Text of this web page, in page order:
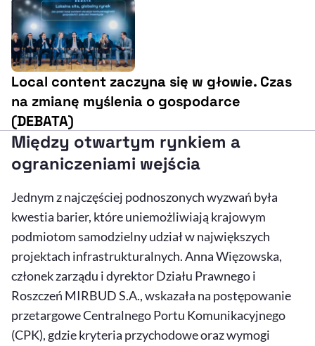
Local content zaczyna się w głowie. Czas
na zmianę myślenia o gospodarce
(DEBATA)
Między otwartym rynkiem a
ograniczeniami wejścia
Jednym z najczęściej podnoszonych wyzwań była
kwestia barier, które uniemożliwiają krajowym
podmiotom samodzielny udział w największych
projektach infrastrukturalnych. Anna Więzowska,
członek zarządu i dyrektor Działu Prawnego i
Roszczeń MIRBUD S.A., wskazała na postępowanie
przetargowe Centralnego Portu Komunikacyjnego
(CPK), gdzie kryteria przychodowe oraz wymogi